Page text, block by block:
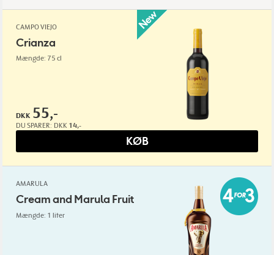
CAMPO VIEJO
Crianza
Mængde: 75 cl
DKK 55,-
DU SPARER: DKK 14,-
KØB
AMARULA
Cream and Marula Fruit
Mængde: 1 liter